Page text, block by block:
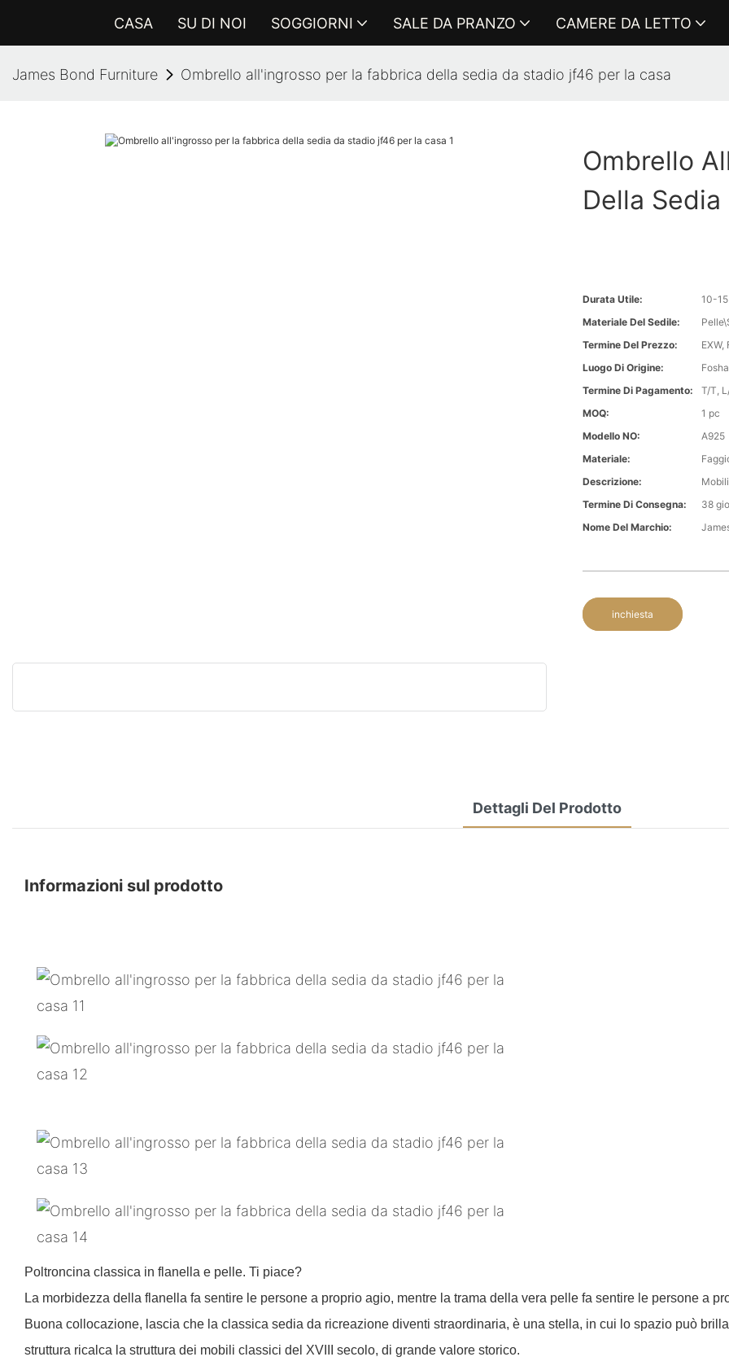
CASA SU DI NOI SOGGIORNI SALE DA PRANZO CAMERE DA LETTO
James Bond Furniture Ombrello all'ingrosso per la fabbrica della sedia da stadio jf46 per la casa
Ombrello
Della
Durata Utile:
10-
Materiale Del Sedile:
Termine Del Prezzo:
EXW,
Luogo Di Origine:
Termine Di Pagamento:
T/T,
MOQ:
1 pc
Modello NO:
A925
Materiale:
Descrizione:
Termine Di Consegna:
38
Nome Del Marchio:
inchiesta
Dettagli Del Prodotto
Informazioni sul prodotto
Poltroncina classica in flanella e pelle. Ti piace?
La morbidezza della flanella fa sentire le persone a proprio agio, mentre la trama della vera pelle fa sentire le persone a
Buona collocazione, lascia che la classica sedia da ricreazione diventi straordinaria, è una stella, in cui lo spazio può
struttura ricalca la struttura dei mobili classici del XVIII secolo, di grande valore storico.